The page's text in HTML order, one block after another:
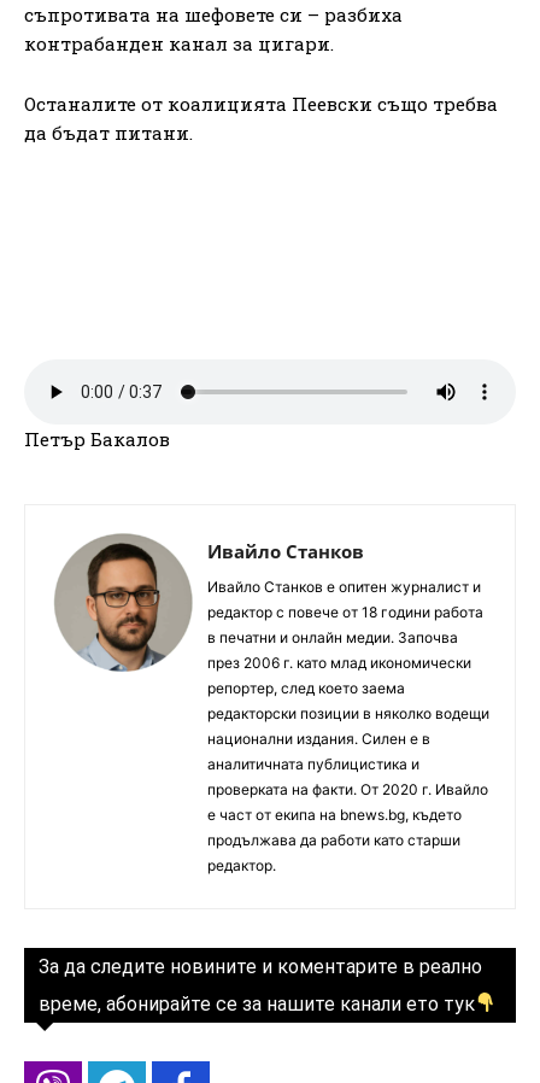
съпротивата на шефовете си – разбиха
контрабанден канал за цигари.
Останалите от коалицията Пеевски също требва
да бъдат питани.
Петър Бакалов
Ивайло Станков
Ивайло Станков е опитен журналист и
редактор с повече от 18 години работа
в печатни и онлайн медии. Започва
през 2006 г. като млад икономически
репортер, след което заема
редакторски позиции в няколко водещи
национални издания. Силен е в
аналитичната публицистика и
проверката на факти. От 2020 г. Ивайло
е част от екипа на bnews.bg, където
продължава да работи като старши
редактор.
За да следите новините и коментарите в реално
време, абонирайте се за нашите канали ето тук